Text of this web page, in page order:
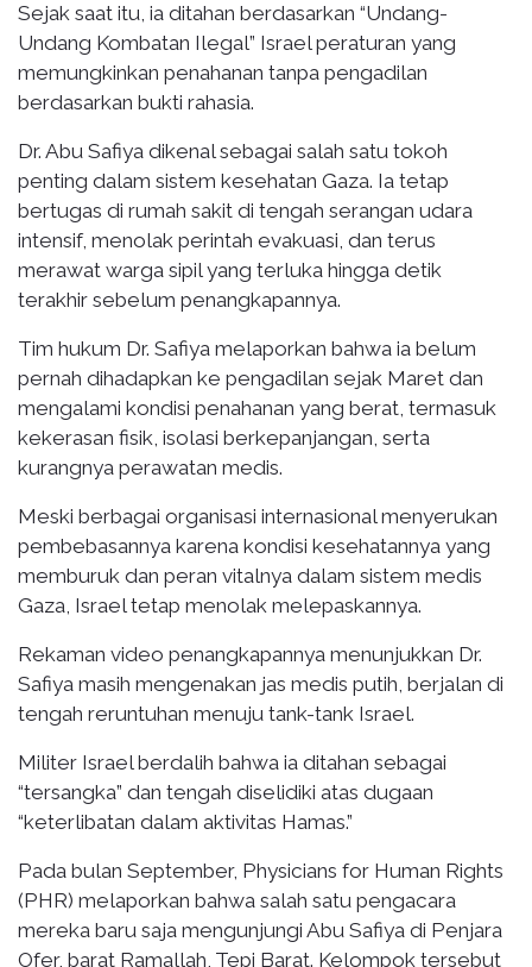
Sejak saat itu, ia ditahan berdasarkan “Undang-
Undang Kombatan Ilegal” Israel peraturan yang
memungkinkan penahanan tanpa pengadilan
berdasarkan bukti rahasia.
Dr. Abu Safiya dikenal sebagai salah satu tokoh
penting dalam sistem kesehatan Gaza. Ia tetap
bertugas di rumah sakit di tengah serangan udara
intensif, menolak perintah evakuasi, dan terus
merawat warga sipil yang terluka hingga detik
terakhir sebelum penangkapannya.
Tim hukum Dr. Safiya melaporkan bahwa ia belum
pernah dihadapkan ke pengadilan sejak Maret dan
mengalami kondisi penahanan yang berat, termasuk
kekerasan fisik, isolasi berkepanjangan, serta
kurangnya perawatan medis.
Meski berbagai organisasi internasional menyerukan
pembebasannya karena kondisi kesehatannya yang
memburuk dan peran vitalnya dalam sistem medis
Gaza, Israel tetap menolak melepaskannya.
Rekaman video penangkapannya menunjukkan Dr.
Safiya masih mengenakan jas medis putih, berjalan di
tengah reruntuhan menuju tank-tank Israel.
Militer Israel berdalih bahwa ia ditahan sebagai
“tersangka” dan tengah diselidiki atas dugaan
“keterlibatan dalam aktivitas Hamas.”
Pada bulan September, Physicians for Human Rights
(PHR) melaporkan bahwa salah satu pengacara
mereka baru saja mengunjungi Abu Safiya di Penjara
Ofer, barat Ramallah, Tepi Barat. Kelompok tersebut